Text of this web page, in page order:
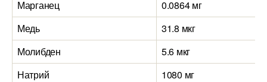
Марганец
0.0864 мг
Медь
31.8 мкг
Молибден
5.6 мкг
Натрий
1080 мг